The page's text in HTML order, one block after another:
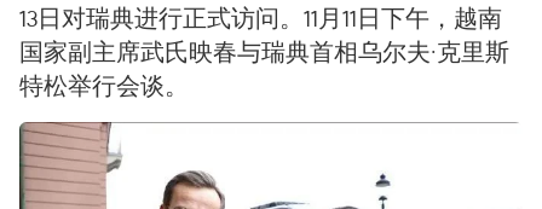
13日对瑞典进行正式访问。11月11日下午，越南
国家副主席武氏映春与瑞典首相乌尔夫·克里斯
特松举行会谈。